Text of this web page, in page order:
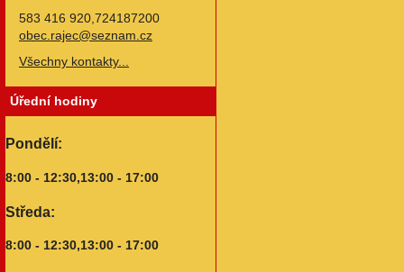
583 416 920,724187200
obec.rajec@seznam.cz
Všechny kontakty...
Úřední hodiny
Pondělí:
8:00 - 12:30,13:00 - 17:00
Středa:
8:00 - 12:30,13:00 - 17:00